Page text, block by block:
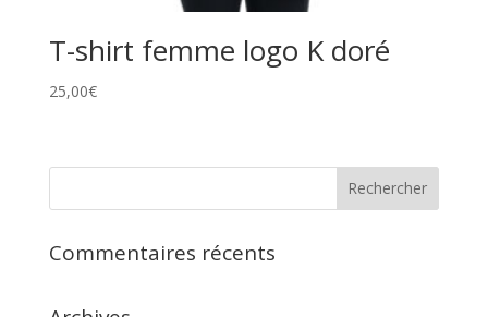
T-shirt femme logo K doré
25,00€
Commentaires récents